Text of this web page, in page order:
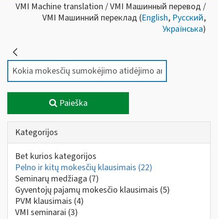
VMI Machine translation / VMI Машинный перевод /
VMI Машинний переклад (English, Русский,
Українська)
Paieška
Kategorijos
Bet kurios kategorijos
Pelno ir kitų mokesčių klausimais (22)
Seminarų medžiaga (7)
Gyventojų pajamų mokesčio klausimais (5)
PVM klausimais (4)
VMI seminarai (3)